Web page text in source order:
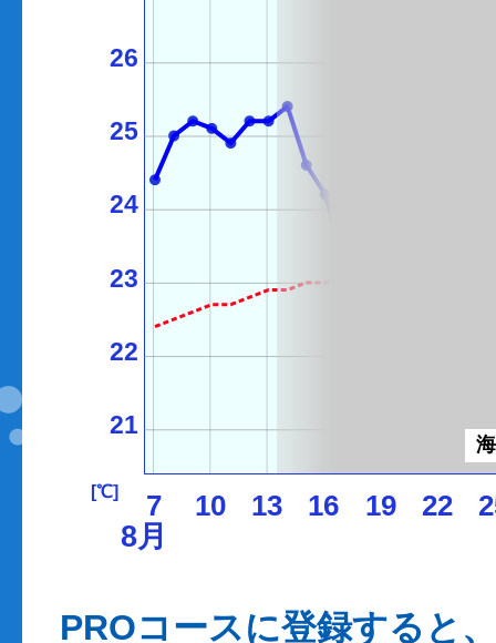
7 10 13 16 19 22
21
22
23
24
25
26
[℃]
8月
PROコースに登録すると